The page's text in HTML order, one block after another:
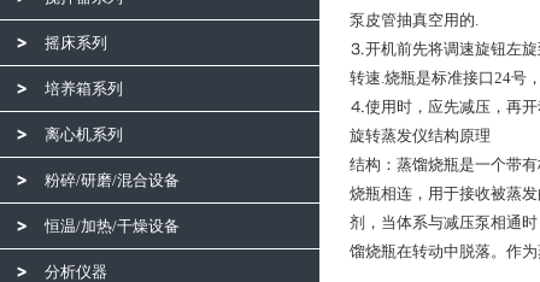
摇床系列
培养箱系列
离心机系列
粉碎/研磨/混合设备
恒温/加热/干燥设备
分析仪器
泵皮管抽真空用的.
⒊开机前先将调速旋钮左旋
转速.烧瓶是标准接口24号
⒋使用时，应先减压，再
旋转蒸发仪结构原理
结构：蒸馏烧瓶是一个带
烧瓶相连，用于接收被蒸
剂，当体系与减压泵相通
馏烧瓶在转动中脱落。作